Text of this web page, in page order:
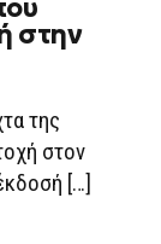
στην
της
στον
[…]